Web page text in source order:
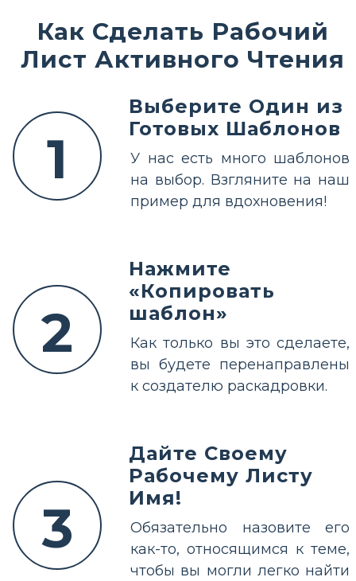
Как Сделать Рабочий
Лист Активного Чтения
1
Выберите Один из
Готовых Шаблонов
У нас есть много шаблонов
на выбор. Взгляните на наш
пример для вдохновения!
2
Нажмите
«Копировать
шаблон»
Как только вы это сделаете,
вы будете перенаправлены
к создателю раскадровки.
3
Дайте Своему
Рабочему Листу
Имя!
Обязательно назовите его
как-то, относящимся к теме,
чтобы вы могли легко найти